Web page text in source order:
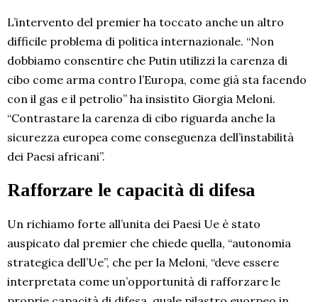
L’intervento del premier ha toccato anche un altro
difficile problema di politica internazionale. “Non
dobbiamo consentire che Putin utilizzi la carenza di
cibo come arma contro l’Europa, come già sta facendo
con il gas e il petrolio” ha insistito Giorgia Meloni.
“Contrastare la carenza di cibo riguarda anche la
sicurezza europea come conseguenza dell’instabilità
dei Paesi africani”.
Rafforzare le capacità di difesa
Un richiamo forte all’unita dei Paesi Ue è stato
auspicato dal premier che chiede quella, “autonomia
strategica dell’Ue”, che per la Meloni, “deve essere
interpretata come un’opportunità di rafforzare le